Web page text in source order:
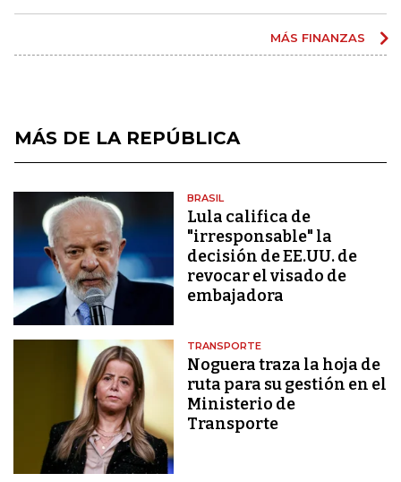
MÁS FINANZAS
MÁS DE LA REPÚBLICA
BRASIL
Lula califica de
"irresponsable" la
decisión de EE.UU. de
revocar el visado de
embajadora
TRANSPORTE
Noguera traza la hoja de
ruta para su gestión en el
Ministerio de
Transporte